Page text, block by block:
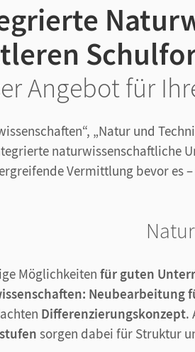
Angebot für
„Natur und
naturwissenschaftliche
Vermittlung bevor es
Möglichkeiten für guten
Neubearbeitung
Differenzierungskonzept.
sorgen dabei für Struktur